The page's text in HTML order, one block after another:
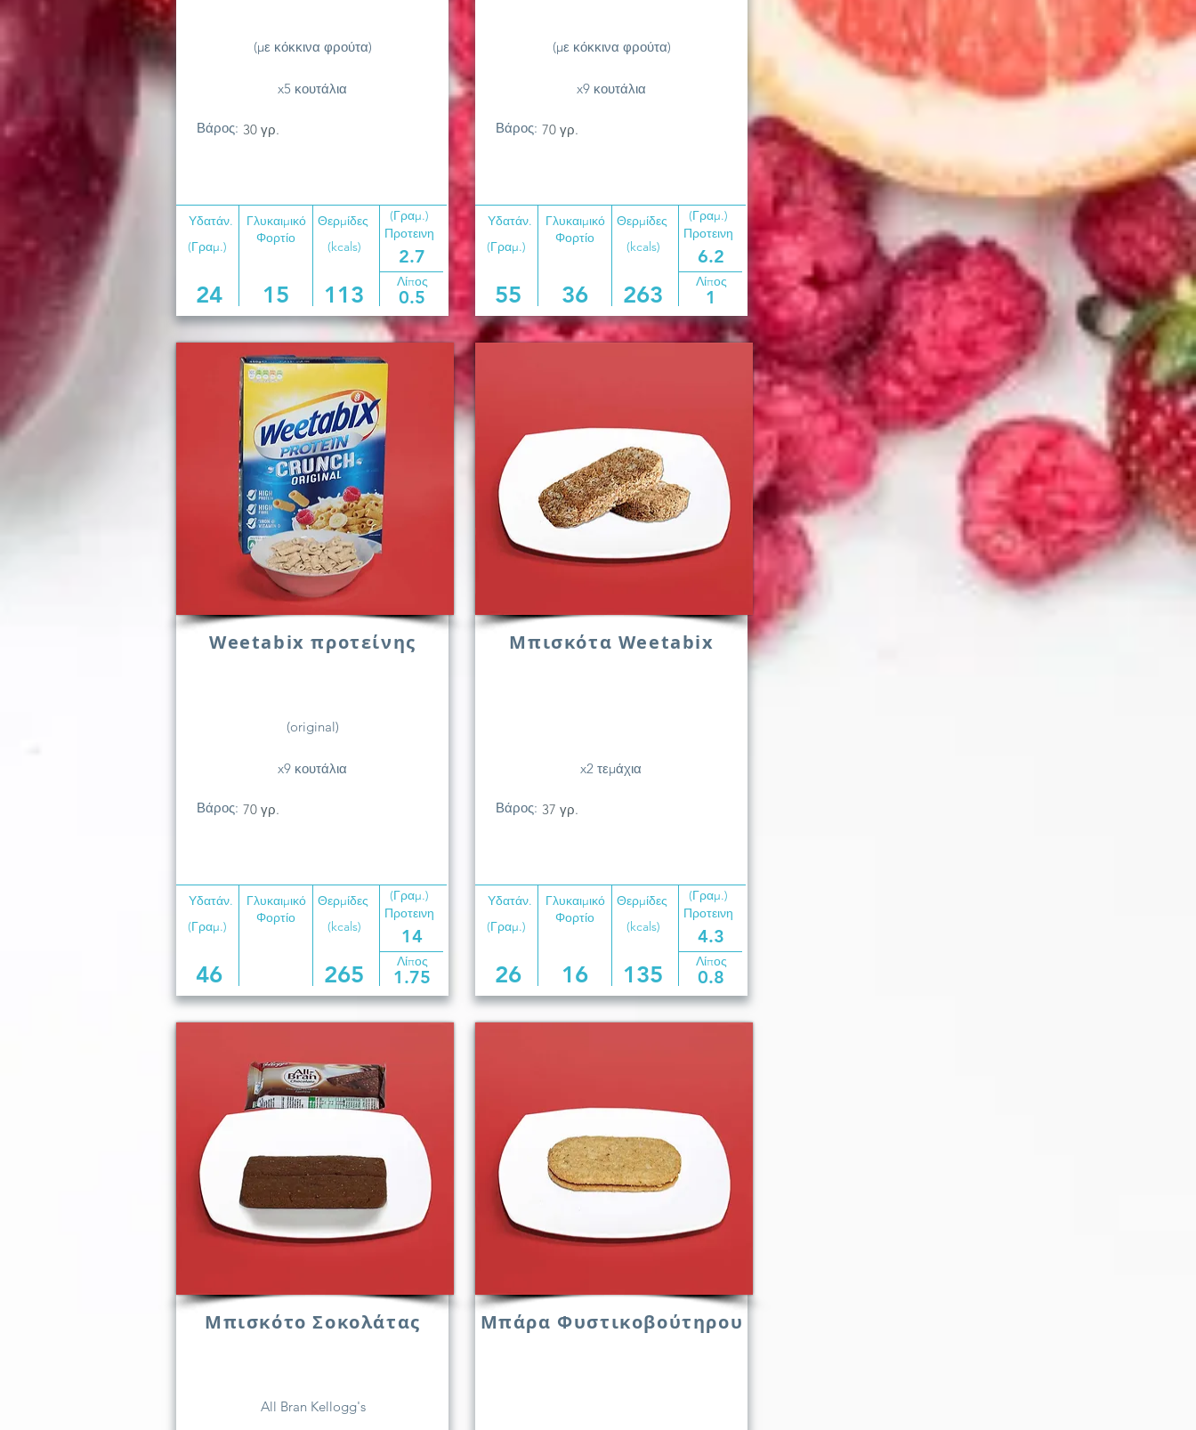
(με κόκκινα φρούτα)
x5 κουτάλια
Βάρος: 30 γρ.
Υδατάν.
Γλυκαιμικό
Φορτίο
(Γραμ.)
Θερμίδες
(kcals)
Προτεινη
2.7
(Γραμ.)
24 15 113 Λίπος
0.5
Weetabix προτείνης
(original)
x9 κουτάλια
Βάρος: 70 γρ.
Υδατάν.
Γλυκαιμικό
Φορτίο
(Γραμ.)
Θερμίδες
(kcals)
Προτεινη
14
(Γραμ.)
46 265 Λίπος
1.75
Μπισκότο Σοκολάτας
All Bran Kellogg's
(με κόκκινα φρούτα)
x9 κουτάλια
Βάρος: 70 γρ.
Υδατάν.
Γλυκαιμικό
Φορτίο
(Γραμ.)
Θερμίδες
(kcals)
Προτεινη
6.2
(Γραμ.)
55 36 263 Λίπος
1
Μπισκότα Weetabix
x2 τεμάχια
Βάρος: 37 γρ.
Υδατάν.
Γλυκαιμικό
Φορτίο
(Γραμ.)
Θερμίδες
(kcals)
Προτεινη
4.3
(Γραμ.)
26 16 135 Λίπος
0.8
Μπάρα Φυστικοβούτηρου